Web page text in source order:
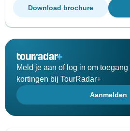
Download brochure
Meld je aan of log in om
kortingen bij TourRadar+
Aanmelden